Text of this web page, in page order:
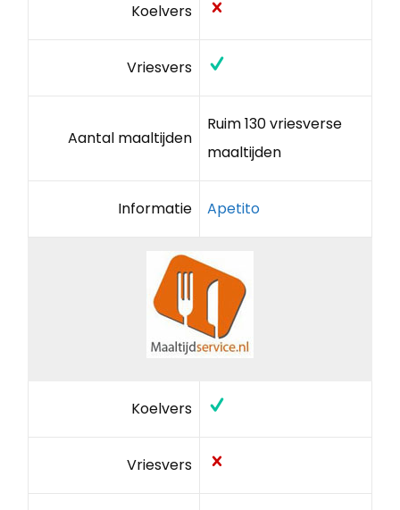
Koelvers
Vriesvers
Aantal maaltijden
Ruim 130 vriesverse
maaltijden
Informatie Apetito
Koelvers
Vriesvers